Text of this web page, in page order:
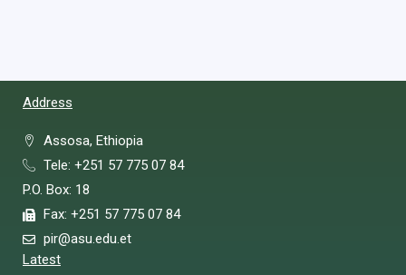
Address
Assosa, Ethiopia
Tele: +251 57 775 07 84
P.O. Box: 18
Fax: +251 57 775 07 84
pir@asu.edu.et
Latest